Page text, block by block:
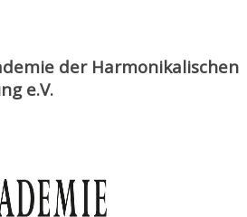
der Harmonikalischen
e.V.